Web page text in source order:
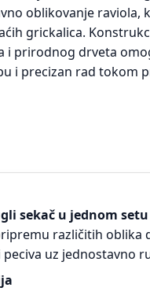
oblikovanje raviola,
grickalica.
i prirodnog drveta
i precizan rad tokom
sekač u jednom setu
različitih oblika
uz jednostavno